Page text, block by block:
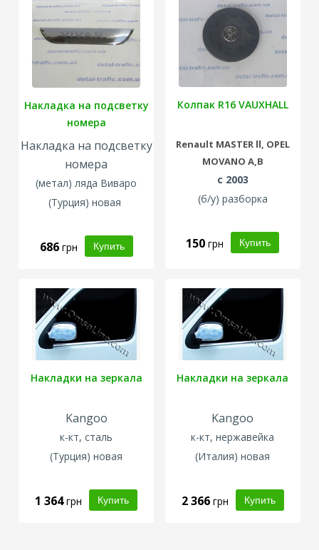
Накладка на подсветку
номера
Накладка на подсветку
номера
(метал) ляда Виваро
(Турция) новая
686 грн
Колпак R16 VAUXHALL
Renault MASTER ll, OPEL
MOVANO A,B
с 2003
(б/у) разборка
150грн
Накладки на зеркала
Kangoo
к-кт, сталь
(Турция)новая
1 364грн
Накладки на зеркала
Kangoo
к-кт, нержавейка
(Италия)новая
2 366 грн